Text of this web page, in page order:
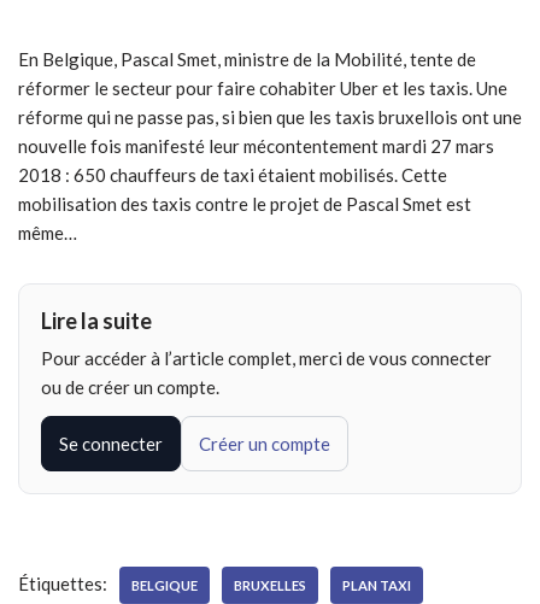
En Belgique, Pascal Smet, ministre de la Mobilité, tente de
réformer le secteur pour faire cohabiter Uber et les taxis. Une
réforme qui ne passe pas, si bien que les taxis bruxellois ont une
nouvelle fois manifesté leur mécontentement mardi 27 mars
2018 : 650 chauffeurs de taxi étaient mobilisés. Cette
mobilisation des taxis contre le projet de Pascal Smet est
même…
Lire la suite
Pour accéder à l’article complet, merci de vous connecter
ou de créer un compte.
Se connecter Créer un compte
Étiquettes: BELGIQUE BRUXELLES PLAN TAXI